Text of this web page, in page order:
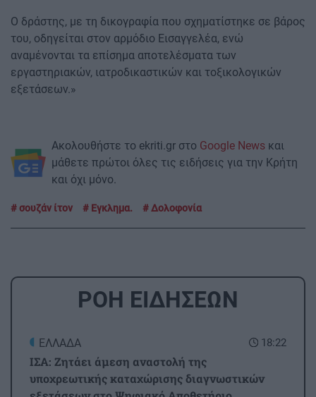
Ο δράστης, με τη δικογραφία που σχηματίστηκε σε βάρος
του, οδηγείται στον αρμόδιο Εισαγγελέα, ενώ
αναμένονται τα επίσημα αποτελέσματα των
εργαστηριακών, ιατροδικαστικών και τοξικολογικών
εξετάσεων.»
Ακολουθήστε το ekriti.gr στο Google News και
μάθετε πρώτοι όλες τις ειδήσεις για την Κρήτη
και όχι μόνο.
σουζάν ίτον Εγκλημα. Δολοφονία
ΡΟΗ ΕΙΔΗΣΕΩΝ
18:22
ΕΛΛΑΔΑ
ΙΣΑ: Ζητάει άμεση αναστολή της
υποχρεωτικής καταχώρισης διαγνωστικών